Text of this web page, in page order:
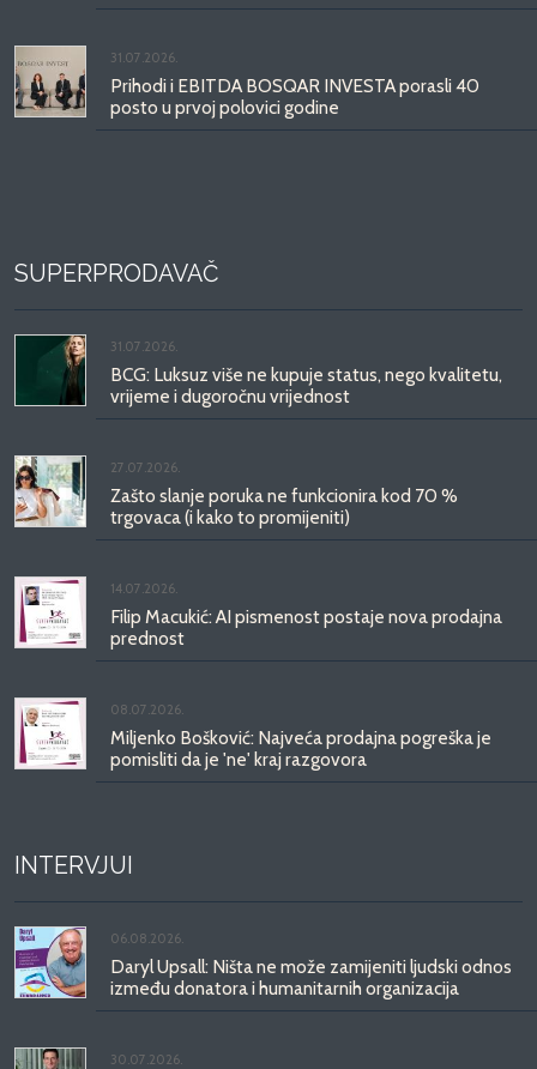
31.07.2026.
Prihodi i EBITDA BOSQAR INVESTA porasli 40
posto u prvoj polovici godine
SUPERPRODAVAČ
31.07.2026.
BCG: Luksuz više ne kupuje status, nego kvalitetu,
vrijeme i dugoročnu vrijednost
27.07.2026.
Zašto slanje poruka ne funkcionira kod 70 %
trgovaca (i kako to promijeniti)
14.07.2026.
Filip Macukić: AI pismenost postaje nova prodajna
prednost
08.07.2026.
Miljenko Bošković: Najveća prodajna pogreška je
pomisliti da je 'ne' kraj razgovora
INTERVJUI
06.08.2026.
Daryl Upsall: Ništa ne može zamijeniti ljudski odnos
između donatora i humanitarnih organizacija
30.07.2026.